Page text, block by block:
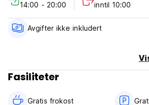
Vi håper å se deg snart!!! (Auto-
language)
14:00 - 20:00
inntil 10:00
Avgifter ikke inkludert
Fasiliteter
Gratis frokost‎